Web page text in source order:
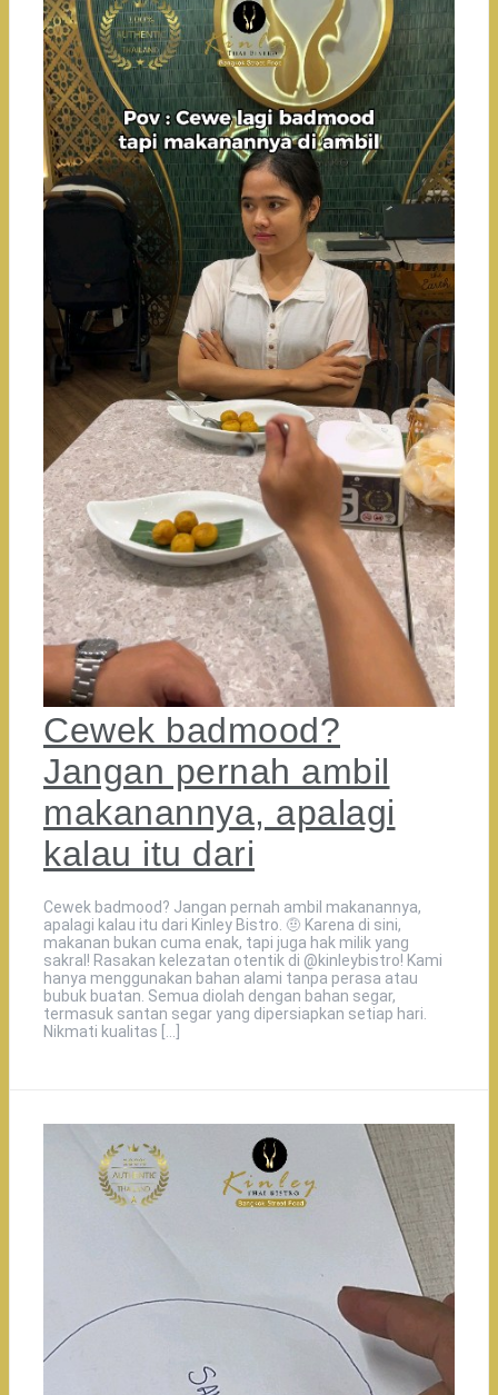
Cewek badmood?
Jangan pernah ambil
makanannya, apalagi
kalau itu dari
Cewek badmood? Jangan pernah ambil makanannya,
apalagi kalau itu dari Kinley Bistro. 🤨 Karena di sini,
makanan bukan cuma enak, tapi juga hak milik yang
sakral! Rasakan kelezatan otentik di @kinleybistro! Kami
hanya menggunakan bahan alami tanpa perasa atau
bubuk buatan. Semua diolah dengan bahan segar,
termasuk santan segar yang dipersiapkan setiap hari.
Nikmati kualitas […]